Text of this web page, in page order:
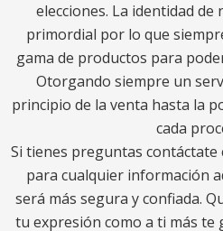
elecciones. La identidad
primordial por lo que
gama de productos para
Otorgando siempre un
principio de la venta hasta la
cada
Si tienes preguntas contáctate
para cualquier información
será más segura y confiada.
tu expresión como a ti más te